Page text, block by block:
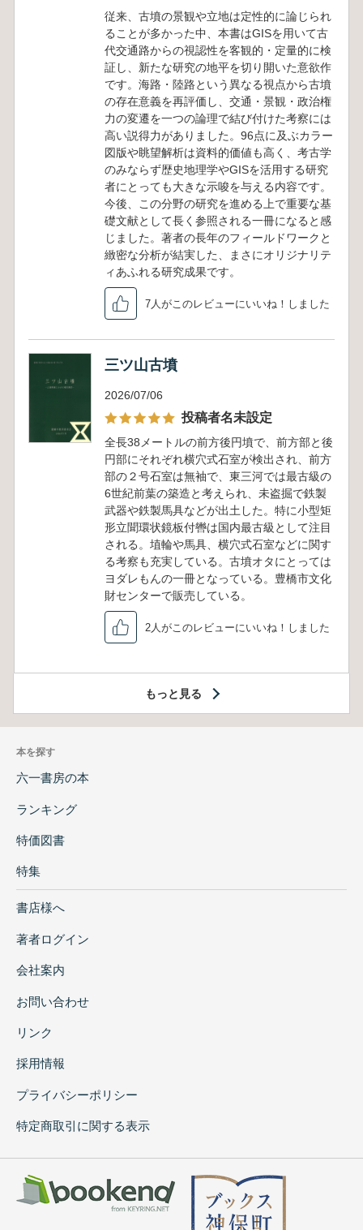
従来、古墳の景観や立地は定性的に論じられ
ることが多かった中、本書はGISを用いて古
代交通路からの視認性を客観的・定量的に検
証し、新たな研究の地平を切り開いた意欲作
です。海路・陸路という異なる視点から古墳
の存在意義を再評価し、交通・景観・政治権
力の変遷を一つの論理で結び付けた考察には
高い説得力がありました。96点に及ぶカラー
図版や眺望解析は資料的価値も高く、考古学
のみならず歴史地理学やGISを活用する研究
者にとっても大きな示唆を与える内容です。
今後、この分野の研究を進める上で重要な基
礎文献として長く参照される一冊になると感
じました。著者の長年のフィールドワークと
緻密な分析が結実した、まさにオリジナリテ
ィあふれる研究成果です。
7人がこのレビューにいいね！しました
三ツ山古墳
2026/07/06
投稿者名未設定
全長38メートルの前方後円墳で、前方部と後
円部にそれぞれ横穴式石室が検出され、前方
部の２号石室は無袖で、東三河では最古級の
6世紀前葉の築造と考えられ、未盗掘で鉄製
武器や鉄製馬具などが出土した。特に小型矩
形立聞環状鏡板付轡は国内最古級として注目
される。埴輪や馬具、横穴式石室などに関す
る考察も充実している。古墳オタにとっては
ヨダレもんの一冊となっている。豊橋市文化
財センターで販売している。
2人がこのレビューにいいね！しました
もっと見る
本を探す
六一書房の本
ランキング
特価図書
特集
書店様へ
著者ログイン
会社案内
お問い合わせ
リンク
採用情報
プライバシーポリシー
特定商取引に関する表示